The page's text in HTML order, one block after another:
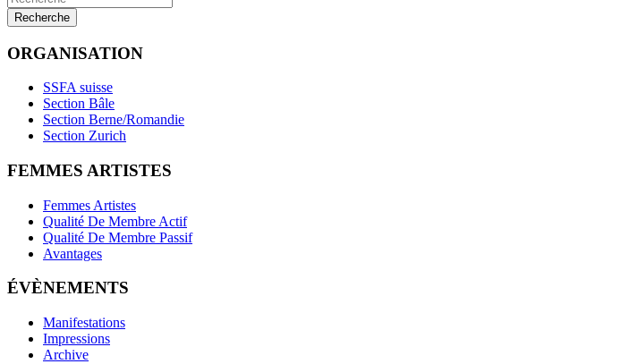
Recherche
ORGANISATION
SSFA suisse
Section Bâle
Section Berne/Romandie
Section Zurich
FEMMES ARTISTES
Femmes Artistes
Qualité De Membre Actif
Qualité De Membre Passif
Avantages
ÉVÈNEMENTS
Manifestations
Impressions
Archive